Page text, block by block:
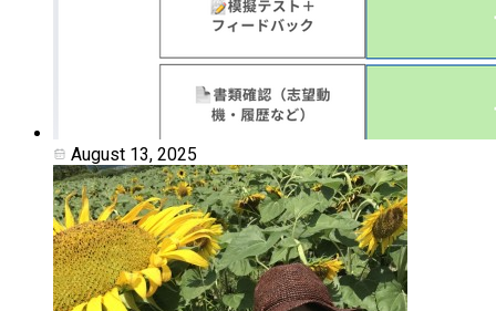
August 13, 2025